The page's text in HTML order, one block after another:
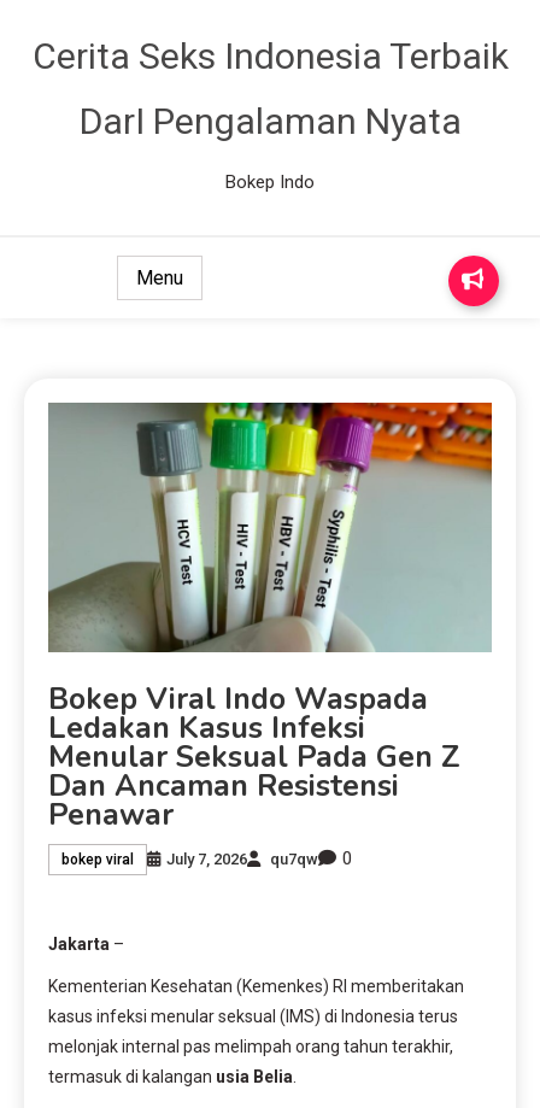
Cerita Seks Indonesia Terbaik
DarI Pengalaman Nyata
Bokep Indo
Menu
Bokep Viral Indo Waspada
Ledakan Kasus Infeksi
Menular Seksual Pada Gen Z
Dan Ancaman Resistensi
Penawar
bokep viral July 7, 2026 qu7qw 0
Jakarta –
Kementerian Kesehatan (Kemenkes) RI memberitakan
kasus infeksi menular seksual (IMS) di Indonesia terus
melonjak internal pas melimpah orang tahun terakhir,
termasuk di kalangan usia Belia.